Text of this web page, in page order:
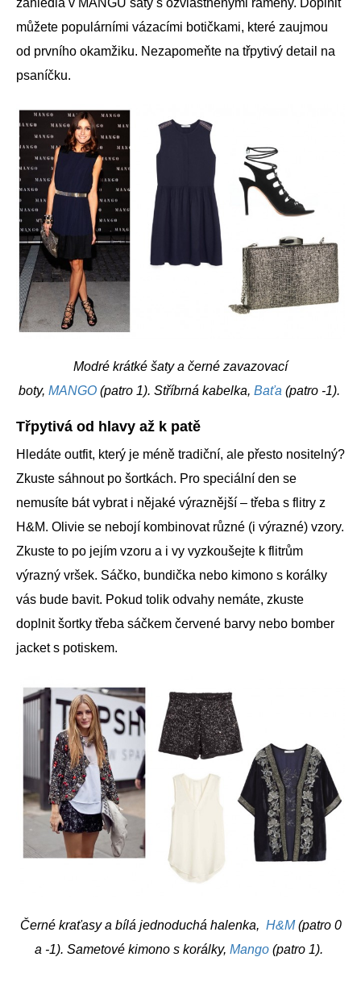
zahlédla v MANGU šaty s ozvláštněnými rameny. Doplnit
můžete populárními vázacími botičkami, které zaujmou
od prvního okamžiku. Nezapomeňte na třpytivý detail na
psaníčku.
Modré krátké šaty a černé zavazovací
boty, MANGO(patro 1). Stříbrná kabelka, Baťa (patro -1).
Třpytivá od hlavy až k patě
Hledáte outfit, který je méně tradiční, ale přesto nositelný?
Zkuste sáhnout po šortkách. Pro speciální den se
nemusíte bát vybrat i nějaké výraznější – třeba s flitry z
H&M. Olivie se nebojí kombinovat různé (i výrazné) vzory.
Zkuste to po jejím vzoru a i vy vyzkoušejte k flitrům
výrazný vršek. Sáčko, bundička nebo kimono s korálky
vás bude bavit. Pokud tolik odvahy nemáte, zkuste
doplnit šortky třeba sáčkem červené barvy nebo bomber
jacket s potiskem.
Černé kraťasy a bílá jednoduchá halenka, H&M(patro 0
a -1). Sametové kimono s korálky, Mango (patro 1).